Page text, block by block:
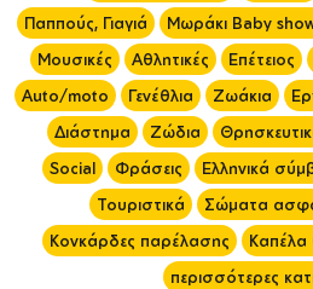
Παππούς, Γιαγιά
Μωράκι Baby
Μουσικές
Αθλητικές Επέτειος
Auto/moto
Γενέθλια Ζωάκια
Διάστημα
Ζώδια
Social
Φράσεις Ελληνικά
Τουριστικά
Σώματα
Κονκάρδες παρέλασης
Καπέλα
περισσότερες